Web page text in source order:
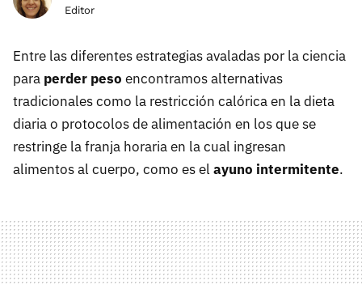
Editor
Entre las diferentes estrategias avaladas por la ciencia
para perder peso encontramos alternativas
tradicionales como la restricción calórica en la dieta
diaria o protocolos de alimentación en los que se
restringe la franja horaria en la cual ingresan
alimentos al cuerpo, como es el ayuno intermitente.